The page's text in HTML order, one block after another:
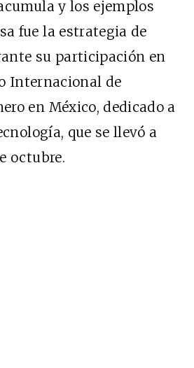
y los ejemplos
fue la estrategia de
su participación en
Internacional de
en México, dedicado a
que se llevó a
octubre.